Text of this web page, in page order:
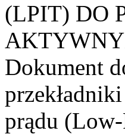
(LPIT) DO
Dokument
prądu